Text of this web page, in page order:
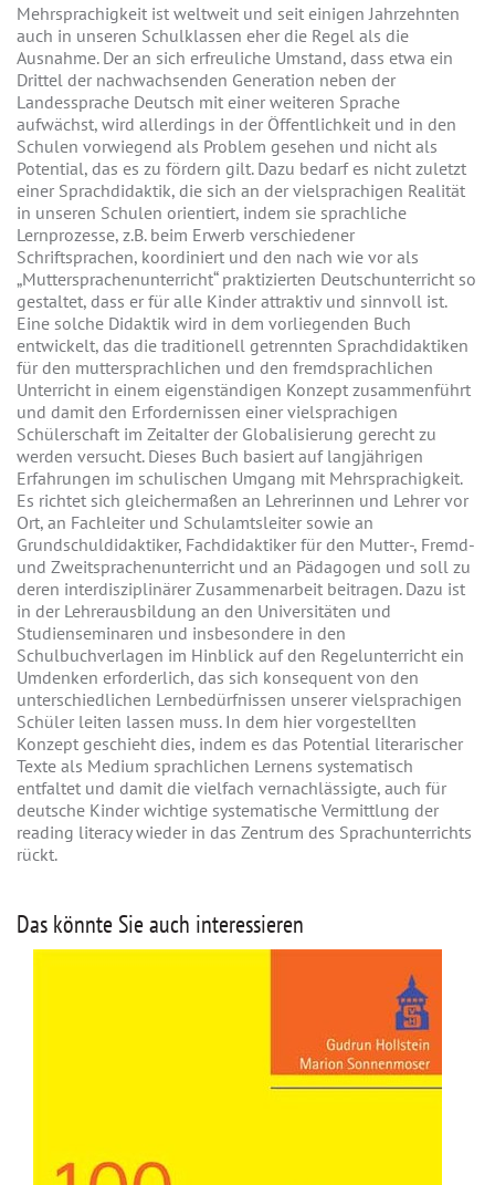
Mehrsprachigkeit ist weltweit und seit einigen Jahrzehnten
auch in unseren Schulklassen eher die Regel als die
Ausnahme. Der an sich erfreuliche Umstand, dass etwa ein
Drittel der nachwachsenden Generation neben der
Landessprache Deutsch mit einer weiteren Sprache
aufwächst, wird allerdings in der Öffentlichkeit und in den
Schulen vorwiegend als Problem gesehen und nicht als
Potential, das es zu fördern gilt. Dazu bedarf es nicht zuletzt
einer Sprachdidaktik, die sich an der vielsprachigen Realität
in unseren Schulen orientiert, indem sie sprachliche
Lernprozesse, z.B. beim Erwerb verschiedener
Schriftsprachen, koordiniert und den nach wie vor als
„Muttersprachenunterricht“ praktizierten Deutschunterricht so
gestaltet, dass er für alle Kinder attraktiv und sinnvoll ist.
Eine solche Didaktik wird in dem vorliegenden Buch
entwickelt, das die traditionell getrennten Sprachdidaktiken
für den muttersprachlichen und den fremdsprachlichen
Unterricht in einem eigenständigen Konzept zusammenführt
und damit den Erfordernissen einer vielsprachigen
Schülerschaft im Zeitalter der Globalisierung gerecht zu
werden versucht. Dieses Buch basiert auf langjährigen
Erfahrungen im schulischen Umgang mit Mehrsprachigkeit.
Es richtet sich gleichermaßen an Lehrerinnen und Lehrer vor
Ort, an Fachleiter und Schulamtsleiter sowie an
Grundschuldidaktiker, Fachdidaktiker für den Mutter-, Fremd-
und Zweitsprachenunterricht und an Pädagogen und soll zu
deren interdisziplinärer Zusammenarbeit beitragen. Dazu ist
in der Lehrerausbildung an den Universitäten und
Studienseminaren und insbesondere in den
Schulbuchverlagen im Hinblick auf den Regelunterricht ein
Umdenken erforderlich, das sich konsequent von den
unterschiedlichen Lernbedürfnissen unserer vielsprachigen
Schüler leiten lassen muss. In dem hier vorgestellten
Konzept geschieht dies, indem es das Potential literarischer
Texte als Medium sprachlichen Lernens systematisch
entfaltet und damit die vielfach vernachlässigte, auch für
deutsche Kinder wichtige systematische Vermittlung der
reading literacy wieder in das Zentrum des Sprachunterrichts
rückt.
Das könnte Sie auch interessieren